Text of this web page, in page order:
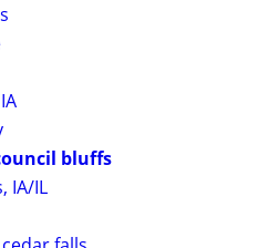
bluffs
IA/IL